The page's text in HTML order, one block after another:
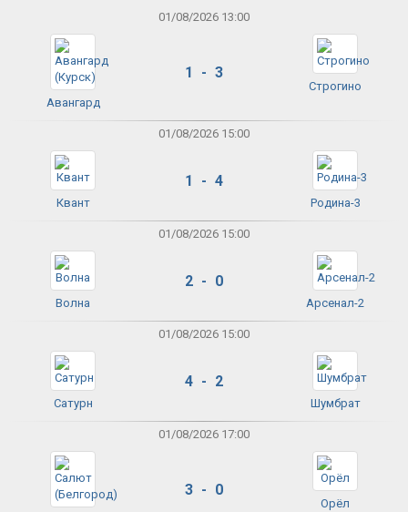
01/08/2026 13:00
Авангард
1 - 3
Строгино
01/08/2026 15:00
Квант
1 - 4
Родина-3
01/08/2026 15:00
Волна
2 - 0
Арсенал-2
01/08/2026 15:00
Сатурн
4 - 2
Шумбрат
01/08/2026 17:00
3 - 0
Орёл